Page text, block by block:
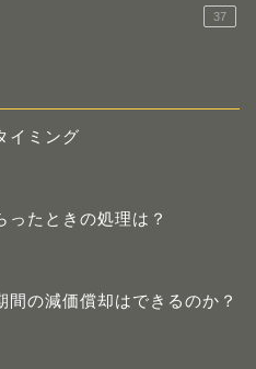
37
イミング
ったときの処理は？
間の減価償却はできるのか？